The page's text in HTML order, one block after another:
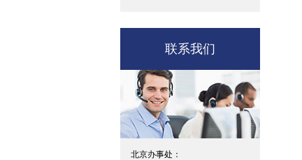
联系我们
北京办事处：